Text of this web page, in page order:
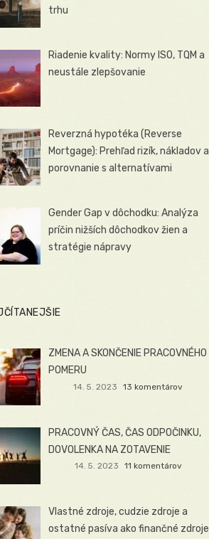
trhu
Riadenie kvality: Normy ISO, TQM a
neustále zlepšovanie
Reverzná hypotéka (Reverse
Mortgage): Prehľad rizík, nákladov a
porovnanie s alternatívami
Gender Gap v dôchodku: Analýza
príčin nižších dôchodkov žien a
stratégie nápravy
ZMENA A SKONČENIE PRACOVNÉHO
POMERU
14. 5. 2023 13 komentárov
PRACOVNÝ ČAS, ČAS ODPOČINKU,
DOVOLENKA NA ZOTAVENIE
14. 5. 2023 11 komentárov
Vlastné zdroje, cudzie zdroje a
ostatné pasíva ako finančné zdroje